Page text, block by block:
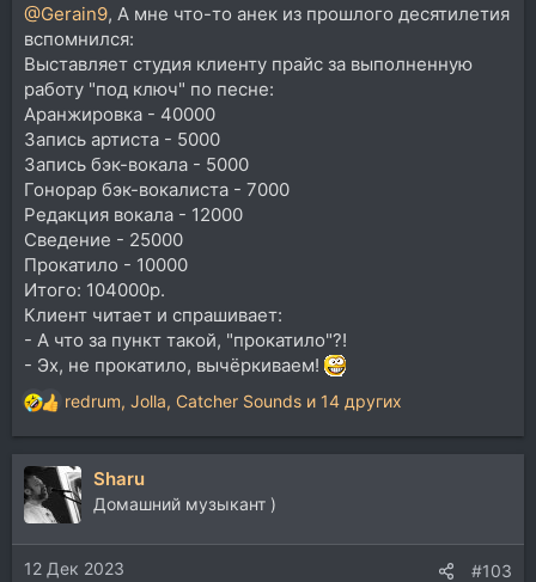
@Gerain9, А мне что-то анек из прошлого десятилетия
вспомнился:
Выставляет студия клиенту прайс за выполненную
работу "под ключ" по песне:
Аранжировка - 40000
Запись артиста - 5000
Запись бэк-вокала - 5000
Гонорар бэк-вокалиста - 7000
Редакция вокала - 12000
Сведение - 25000
Прокатило - 10000
Итого: 104000р.
Клиент читает и спрашивает:
- А что за пункт такой, "прокатило"?!
- Эх, не прокатило, вычёркиваем!
Р
е
а
к
ц
и
и
:
redrum, Jolla, Catcher Sounds и 14 других
Sharu
Домашний музыкант )
12 Дек 2023 #103